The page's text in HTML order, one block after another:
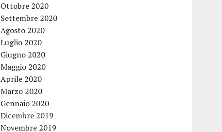
Ottobre 2020
Settembre 2020
Agosto 2020
Luglio 2020
Giugno 2020
Maggio 2020
Aprile 2020
Marzo 2020
Gennaio 2020
Dicembre 2019
Novembre 2019